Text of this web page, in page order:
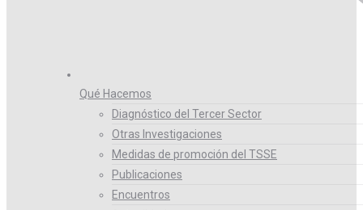
Qué Hacemos
Diagnóstico del Tercer Sector
Otras Investigaciones
Medidas de promoción del TSSE
Publicaciones
Encuentros